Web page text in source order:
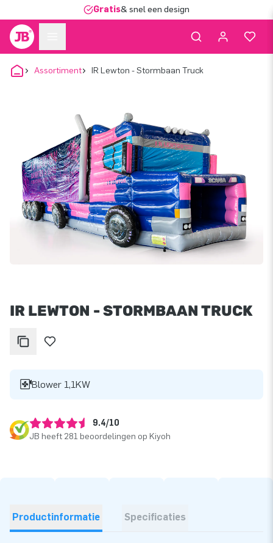
Gratis& snel een design
Assortiment IR Lewton - Stormbaan Truck
IR LEWTON - STORMBAAN TRUCK
Blower 1,1KW
9.4/10
JB heeft 281 beoordelingen op Kiyoh
Productinformatie Specificaties